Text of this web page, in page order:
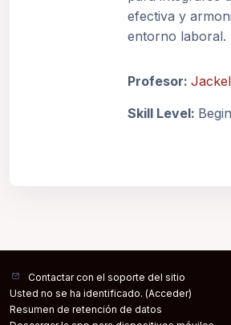
efectiva y
entorno laboral.
Profesor:
Skill Level:
Contactar con el soporte del sitio
Usted no se ha identificado. (Acceder)
Resumen de retención de datos